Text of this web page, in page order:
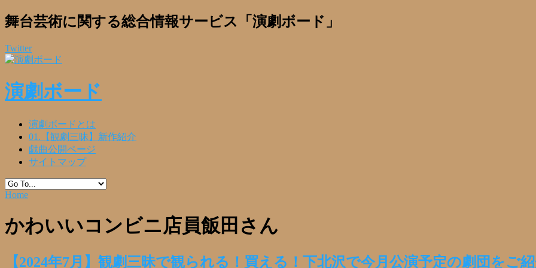
舞台芸術に関する総合情報サービス「演劇ボード」
Twitter
演劇ボード
演劇ボードとは
01.【観劇三昧】新作紹介
戯曲公開ページ
サイトマップ
Home
かわいいコンビニ店員飯田さん
【2024年7月】観劇三昧で観られる！買える！下北沢で今月公演予定の劇団をご